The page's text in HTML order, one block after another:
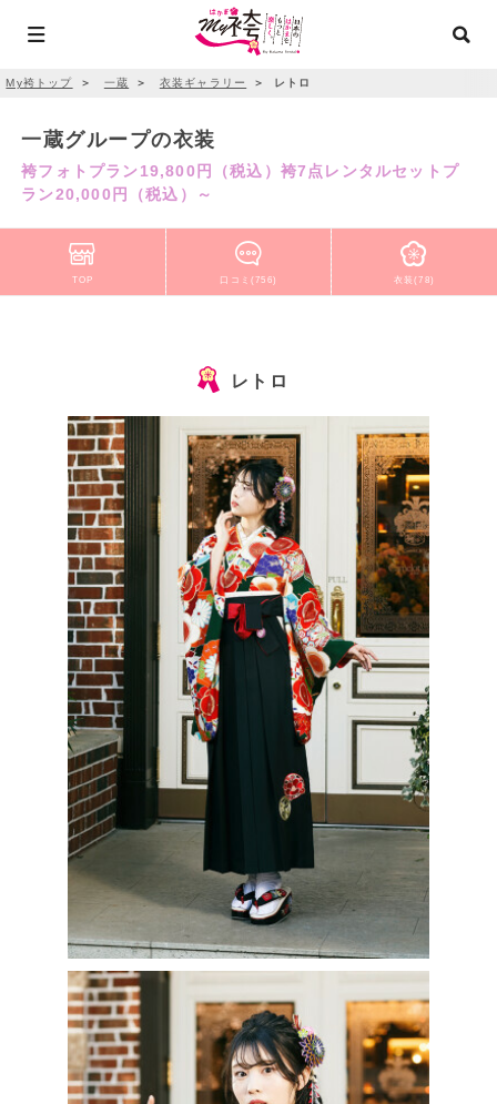
My袴トップ ＞ 一蔵 ＞ 衣装ギャラリー ＞ レトロ
一蔵グループの衣装
袴フォトプラン19,800円（税込）袴7点レンタルセットプ
ラン20,000円（税込）～
TOP 口コミ(756) 衣装(78)
レトロ